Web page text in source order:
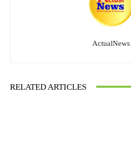
ActualNews
RELATED ARTICLES